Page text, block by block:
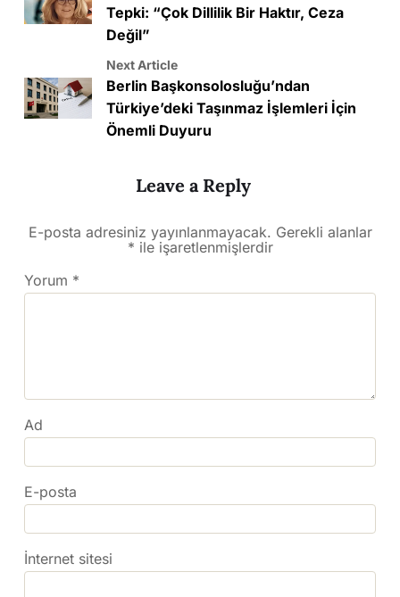
Tepki: “Çok Dillilik Bir Haktır, Ceza
Değil”
Next Article
Berlin Başkonsolosluğu’ndan
Türkiye’deki Taşınmaz İşlemleri İçin
Önemli Duyuru
Leave a Reply
E-posta adresiniz yayınlanmayacak. Gerekli alanlar
* ile işaretlenmişlerdir
Yorum *
Ad
E-posta
İnternet sitesi